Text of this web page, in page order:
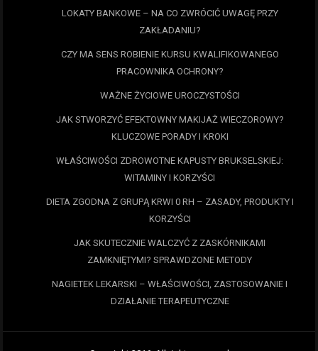
LOKATY BANKOWE – NA CO ZWRÓCIĆ UWAGĘ PRZY
ZAKŁADANIU?
CZY MA SENS ROBIENIE KURSU KWALIFIKOWANEGO
PRACOWNIKA OCHRONY?
WAŻNE ŻYCIOWE UROCZYSTOŚCI
JAK STWORZYĆ EFEKTOWNY MAKIJAŻ WIECZOROWY?
KLUCZOWE PORADY I KROKI
WŁAŚCIWOŚCI ZDROWOTNE KAPUSTY BRUKSELSKIEJ:
WITAMINY I KORZYŚCI
DIETA ZGODNA Z GRUPĄ KRWI 0 RH – ZASADY, PRODUKTY I
KORZYŚCI
JAK SKUTECZNIE WALCZYĆ Z ZASKÓRNIKAMI
ZAMKNIĘTYMI? SPRAWDZONE METODY
NAGIETEK LEKARSKI – WŁAŚCIWOŚCI, ZASTOSOWANIE I
DZIAŁANIE TERAPEUTYCZNE